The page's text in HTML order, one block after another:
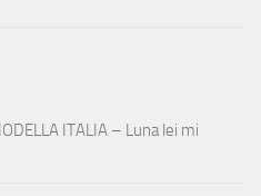
ITALIA – Luna lei mi